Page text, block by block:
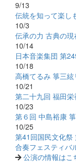
9/13
伝統を知って楽し
10/3
伝承の力 古典の現
10/14
日本音楽集団 第
10/18
高橋てるみ 箏三
10/21
第二十九回 福田
10/23
第６回 中島裕康
10/25
第41回国民文化祭
合奏フェスティバ
公演の情報はこ